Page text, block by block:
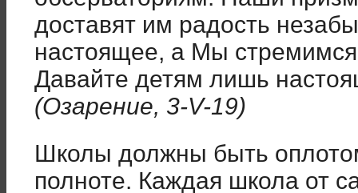
доставят им радость
настоящее, а Мы
Давайте детям лишь
(Озарение, 3-V-19)
Школы должны быть
полноте. Каждая школа от